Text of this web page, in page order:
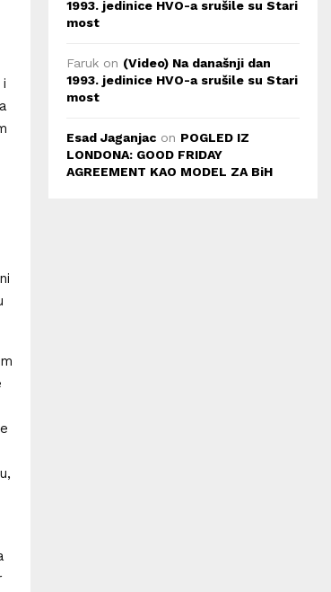
1993. jedinice HVO-a srušile su Stari
most
Faruk on (Video) Na današnji dan
1993. jedinice HVO-a srušile su Stari
most
Esad Jaganjac on POGLED IZ
LONDONA: GOOD FRIDAY
AGREEMENT KAO MODEL ZA BiH